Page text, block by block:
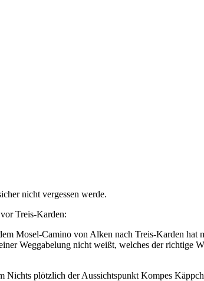
nicht vergessen werde.
Treis-Karden:
Mosel-Camino von Alken nach Treis-Karden
Weggabelung nicht weißt, welches der richtige
Nichts plötzlich der Aussichtspunkt Kompes